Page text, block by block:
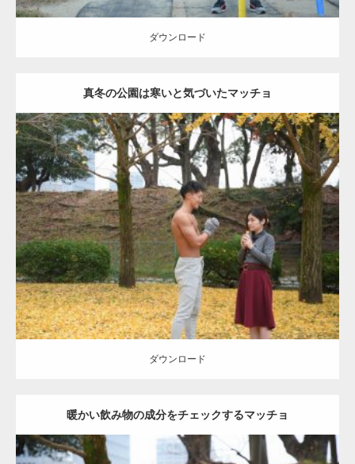
ダウンロード
真冬の公園は寒いと気づいたマッチョ
Update: 2021.07.8
Category:公園のマッチョ その他 AKIHITO(細マッチョ) 上腕三頭筋
肩
ダウンロード
ダウンロード
暖かい飲み物の成分をチェックするマッチョ